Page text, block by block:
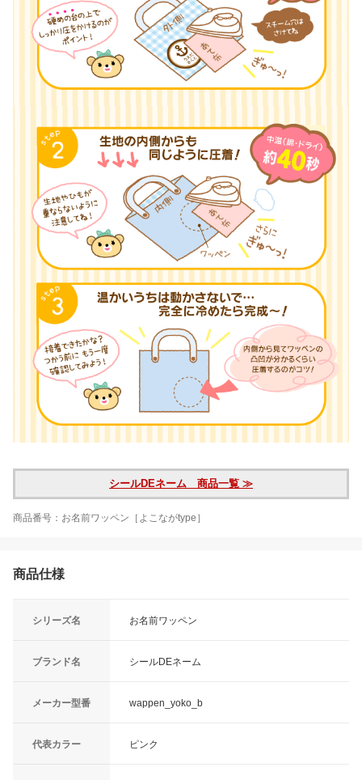
シールDEネーム 商品一覧 ≫
商品番号：お名前ワッペン［よこながtype］
商品仕様
シリーズ名 お名前ワッペン
ブランド名 シールDEネーム
メーカー型番 wappen_yoko_b
代表カラー ピンク